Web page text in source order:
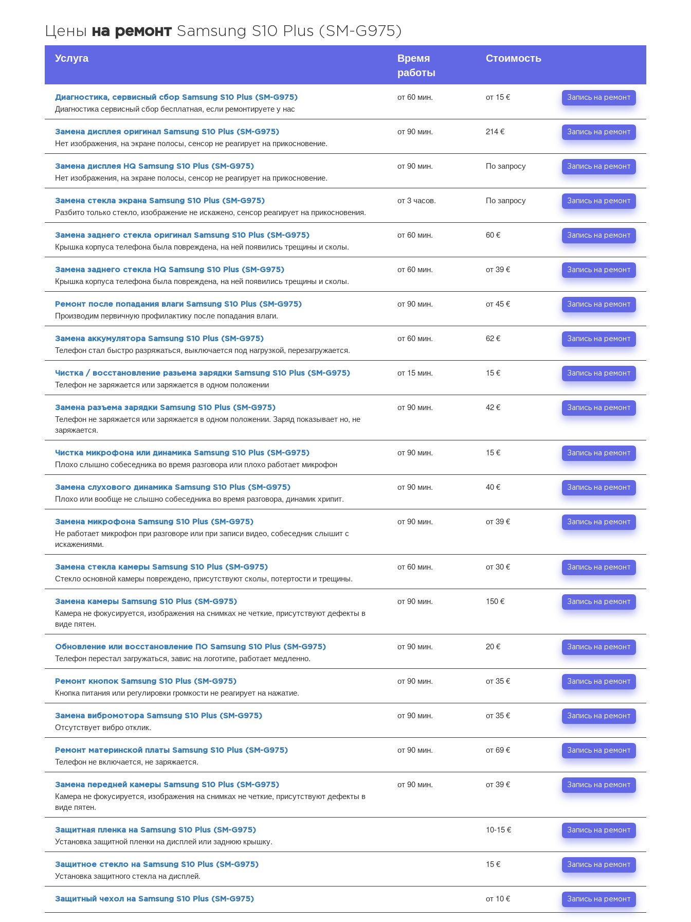
Цены на ремонтSamsung S10 Plus (SM-G975)
Услуга
Время
работы
Стоимость
Диагностика, сервисный сбор Samsung S10 Plus (SM-G975)
Диагностика сервисный сбор бесплатная, если ремонтируете у нас
от 60 мин. от 15 € Запись на ремонт
Замена дисплея оригинал Samsung S10 Plus (SM-G975)
Нет изображения, на экране полосы, сенсор не реагирует на прикосновение.
от 90 мин. 214 € Запись на ремонт
Замена дисплея HQ Samsung S10 Plus (SM-G975)
Нет изображения, на экране полосы, сенсор не реагирует на прикосновение.
от 90 мин. По запросу Запись на ремонт
Замена стекла экрана Samsung S10 Plus (SM-G975)
Разбито только стекло, изображение не искажено, сенсор реагирует на прикосновения.
от 3 часов. По запросу Запись на ремонт
Замена заднего стекла оригинал Samsung S10 Plus (SM-G975)
Крышка корпуса телефона была повреждена, на ней появились трещины и сколы.
от 60 мин. 60 € Запись на ремонт
Замена заднего стекла HQ Samsung S10 Plus (SM-G975)
Крышка корпуса телефона была повреждена, на ней появились трещины и сколы.
от 60 мин. от 39 € Запись на ремонт
Ремонт после попадания влаги Samsung S10 Plus (SM-G975)
Производим первичную профилактику после попадания влаги.
от 90 мин. от 45 € Запись на ремонт
Замена аккумулятора Samsung S10 Plus (SM-G975)
Телефон стал быстро разряжаться, выключается под нагрузкой, перезагружается.
от 60 мин. 62 € Запись на ремонт
Чистка / восстановление разьема зарядки Samsung S10 Plus (SM-G975)
Телефон не заряжается или заряжается в одном положении
от 15 мин. 15 € Запись на ремонт
Замена разъема зарядки Samsung S10 Plus (SM-G975)
Телефон не заряжается или заряжается в одном положении. Заряд показывает но, не
заряжается.
от 90 мин. 42 € Запись на ремонт
Чистка микрофона или динамика Samsung S10 Plus (SM-G975)
Плохо слышно собеседника во время разговора или плохо работает микрофон
от 90 мин. 15 € Запись на ремонт
Замена слухового динамика Samsung S10 Plus (SM-G975)
Плохо или вообще не слышно собеседника во время разговора, динамик хрипит.
от 90 мин. 40 € Запись на ремонт
Замена микрофона Samsung S10 Plus (SM-G975)
Не работает микрофон при разговоре или при записи видео, собеседник слышит с
искажениями.
от 90 мин. от 39 € Запись на ремонт
Замена стекла камеры Samsung S10 Plus (SM-G975)
Стекло основной камеры повреждено, присутствуют сколы, потертости и трещины.
от 60 мин. от 30 € Запись на ремонт
Замена камеры Samsung S10 Plus (SM-G975)
Камера не фокусируется, изображения на снимках не четкие, присутствуют дефекты в
виде пятен.
от 90 мин. 150 € Запись на ремонт
Обновление или восстановление ПО Samsung S10 Plus (SM-G975)
Телефон перестал загружаться, завис на логотипе, работает медленно.
от 90 мин. 20 € Запись на ремонт
Ремонт кнопок Samsung S10 Plus (SM-G975)
Кнопка питания или регулировки громкости не реагирует на нажатие.
от 90 мин. от 35 € Запись на ремонт
Замена вибромотора Samsung S10 Plus (SM-G975)
Отсутствует вибро отклик.
от 90 мин. от 35 € Запись на ремонт
Ремонт материнской платы Samsung S10 Plus (SM-G975)
Телефон не включается, не заряжается.
от 90 мин. от 69 € Запись на ремонт
Замена передней камеры Samsung S10 Plus (SM-G975)
Камера не фокусируется, изображения на снимках не четкие, присутствуют дефекты в
виде пятен.
от 90 мин. от 39 € Запись на ремонт
Защитная пленка на Samsung S10 Plus (SM-G975)
Установка защитной пленки на дисплей или заднюю крышку.
10-15 € Запись на ремонт
Защитное стекло на Samsung S10 Plus (SM-G975)
Установка защитного стекла на дисплей.
15 € Запись на ремонт
Защитный чехол на Samsung S10 Plus (SM-G975) от 10 € Запись на ремонт